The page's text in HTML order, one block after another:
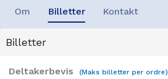
Om Billetter Kontakt
Billetter
Deltakerbevis (Maks billetter per ordre)